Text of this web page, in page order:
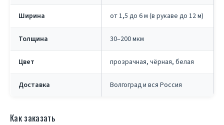
Ширина от 1,5 до 6 м (в рукаве до 12 м)
Толщина 30–200 мкм
Цвет прозрачная, чёрная, белая
Доставка Волгоград и вся Россия
Как заказать